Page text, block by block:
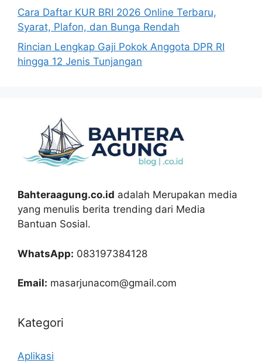
Cara Daftar KUR BRI 2026 Online Terbaru,
Syarat, Plafon, dan Bunga Rendah
Rincian Lengkap Gaji Pokok Anggota DPR RI
hingga 12 Jenis Tunjangan
Bahteraagung.co.id adalah Merupakan media
yang menulis berita trending dari Media
Bantuan Sosial.
WhatsApp: 083197384128
Email: masarjunacom@gmail.com
Kategori
Aplikasi